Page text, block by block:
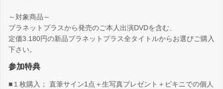
～対象商品～
プラネットプラスから発売のご本人出演DVDを含む、
定価3.180円の新品プラネットプラス全タイトルからお選びご購入
下さい。
参加特典
■１枚購入； 直筆サイン1点＋生写真プレゼント＋ビキニでの個人